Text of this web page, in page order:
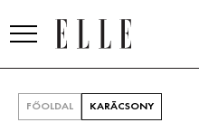
FŐOLDAL KARÁCSONY